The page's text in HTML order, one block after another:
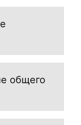
общего